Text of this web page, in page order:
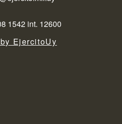
1542 int. 12600
EjercitoUy